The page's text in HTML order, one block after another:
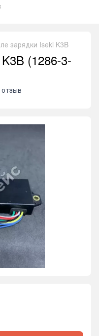
зарядки Iseki K3B
(1286-3-